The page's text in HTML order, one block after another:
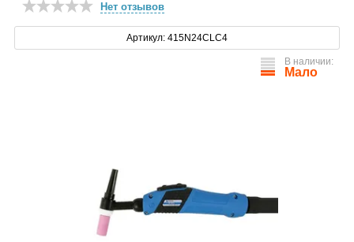
Нет отзывов
Артикул: 415N24CLC4
В наличии:
Мало